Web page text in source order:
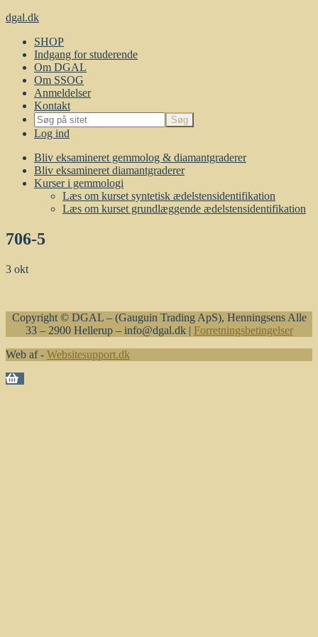
dgal.dk
SHOP
Indgang for studerende
Om DGAL
Om SSOG
Anmeldelser
Kontakt
Log ind
Bliv eksamineret gemmolog & diamantgraderer
Bliv eksamineret diamantgraderer
Kurser i gemmologi
Læs om kurset syntetisk ædelstensidentifikation
Læs om kurset grundlæggende ædelstensidentifikation
706-5
3 okt
Copyright © DGAL – (Gauguin Trading ApS), Henningsens Alle
33 – 2900 Hellerup – info@dgal.dk | Forretningsbetingelser
Web af - Websitesupport.dk